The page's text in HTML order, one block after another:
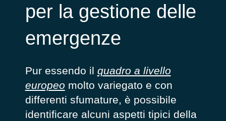
per la gestione delle
emergenze
Pur essendo il quadro a livello
europeo molto variegato e con
differenti sfumature, è possibile
identificare alcuni aspetti tipici della